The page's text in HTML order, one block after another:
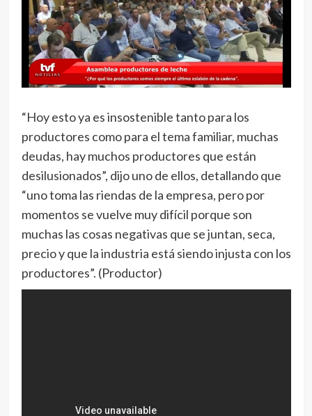
“Hoy esto ya es insostenible tanto para los
productores como para el tema familiar, muchas
deudas, hay muchos productores que están
desilusionados”, dijo uno de ellos, detallando que
“uno toma las riendas de la empresa, pero por
momentos se vuelve muy difícil porque son
muchas las cosas negativas que se juntan, seca,
precio y que la industria está siendo injusta con los
productores”. (Productor)